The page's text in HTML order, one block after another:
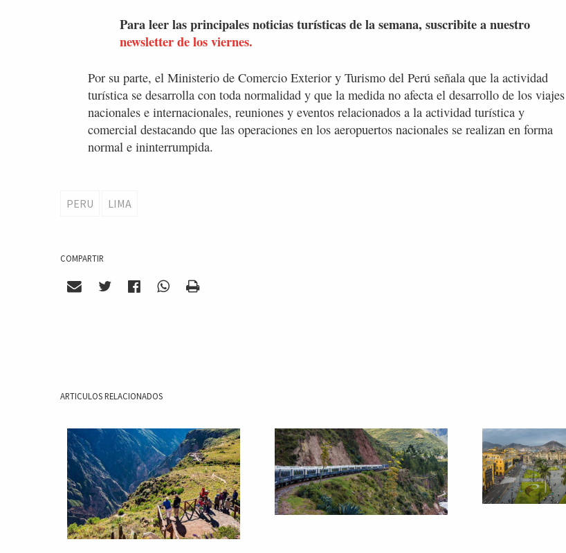
Para leer las principales noticias turísticas de la semana, suscribite a nuestro
newsletter de los viernes.
Por su parte, el Ministerio de Comercio Exterior y Turismo del Perú señala que la actividad
turística se desarrolla con toda normalidad y que la medida no afecta el desarrollo de los viajes
nacionales e internacionales, reuniones y eventos relacionados a la actividad turística y
comercial destacando que las operaciones en los aeropuertos nacionales se realizan en forma
normal e ininterrumpida.
PERU LIMA
COMPARTIR
ARTICULOS RELACIONADOS